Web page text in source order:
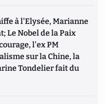
à l'Elysée, Marianne
Le Nobel de la Paix
l'ex PM
sur la Chine, la
Tondelier fait du